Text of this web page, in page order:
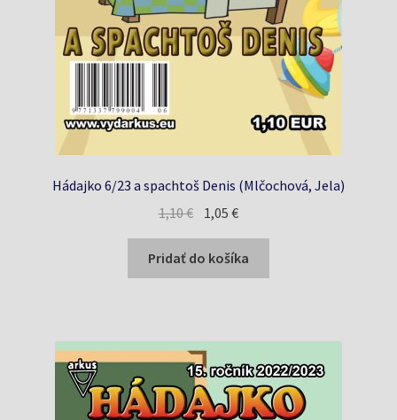
Hádajko 6/23 a spachtoš Denis (Mlčochová, Jela)
1,10€ Pôvodná
cena
bola:
1,10 €.
1,05€Aktuálna
cena
je:
1,05 €.
Pridať do košíka